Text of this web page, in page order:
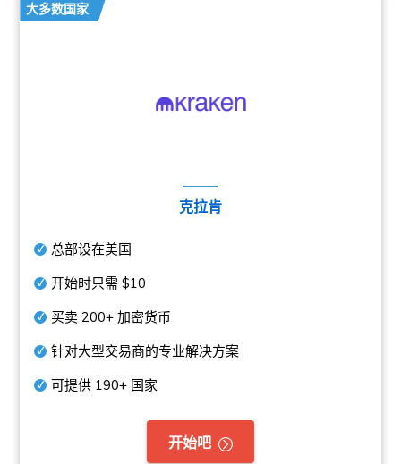
大多数国家
克拉肯
总部设在美国
开始时只需$10
买卖200+ 加密货币
针对大型交易商的专业解决方案
可提供 190+ 国家
开始吧